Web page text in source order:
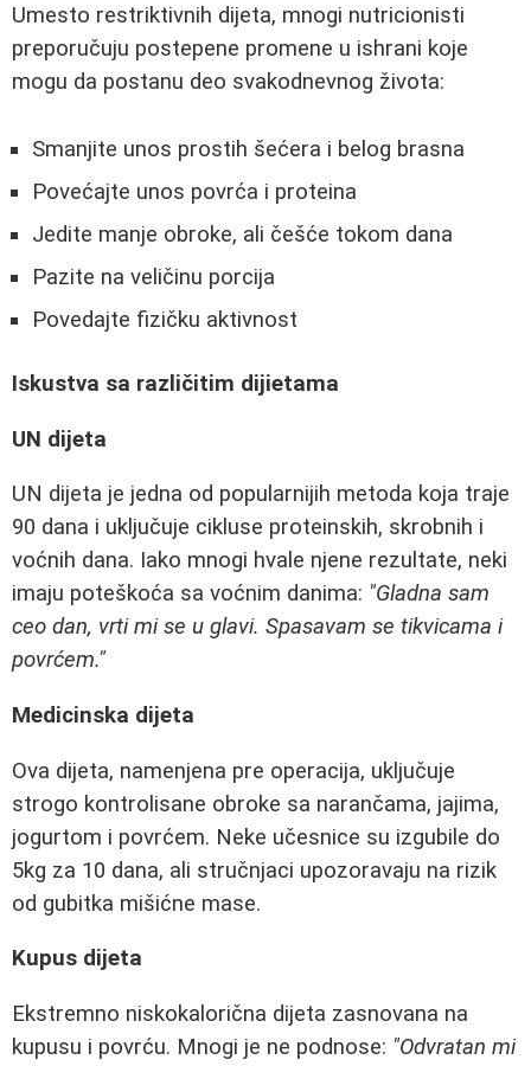
Umesto restriktivnih dijeta, mnogi nutricionisti
preporučuju postepene promene u ishrani koje
mogu da postanu deo svakodnevnog života:
Smanjite unos prostih šećera i belog brasna
Povećajte unos povrća i proteina
Jedite manje obroke, ali češće tokom dana
Pazite na veličinu porcija
Povedajte fizičku aktivnost
Iskustva sa različitim dijietama
UN dijeta
UN dijeta je jedna od popularnijih metoda koja traje
90 dana i uključuje cikluse proteinskih, skrobnih i
voćnih dana. Iako mnogi hvale njene rezultate, neki
imaju poteškoća sa voćnim danima: "Gladna sam
ceo dan, vrti mi se u glavi. Spasavam se tikvicama i
povrćem."
Medicinska dijeta
Ova dijeta, namenjena pre operacija, uključuje
strogo kontrolisane obroke sa narančama, jajima,
jogurtom i povrćem. Neke učesnice su izgubile do
5kg za 10 dana, ali stručnjaci upozoravaju na rizik
od gubitka mišićne mase.
Kupus dijeta
Ekstremno niskokalorična dijeta zasnovana na
kupusu i povrću. Mnogi je ne podnose: "Odvratan mi